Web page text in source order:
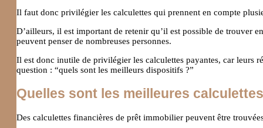
Il faut donc privilégier les calculettes qui prennent en compte
D’ailleurs, il est important de retenir qu’il est possible de trouver
peuvent penser de nombreuses personnes.
Il est donc inutile de privilégier les calculettes payantes, car leurs
question : “quels sont les meilleurs dispositifs ?”
Quelles sont les meilleures
Des calculettes financières de prêt immobilier peuvent être